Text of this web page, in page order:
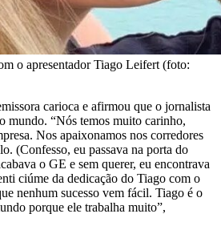
o apresentador Tiago Leifert (foto:
carioca e afirmou que o jornalista
mundo. “Nós temos muito carinho,
Nos apaixonamos nos corredores
(Confesso, eu passava na porta do
o GE e sem querer, eu encontrava
ciúme da dedicação do Tiago com o
nenhum sucesso vem fácil. Tiago é o
porque ele trabalha muito”,